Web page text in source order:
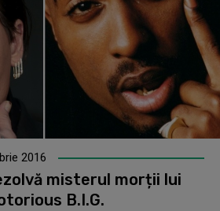
2016
misterul morții lui
B.I.G.